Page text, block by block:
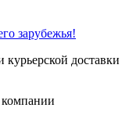
зарубежья!
доставки
компании